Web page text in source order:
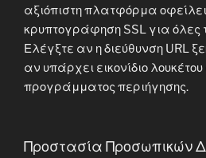
αξιόπιστη πλατφόρμα
κρυπτογράφηση SSL για όλες
Ελέγξτε αν η διεύθυνση URL
αν υπάρχει εικονίδιο
προγράμματος περιήγησης.
Προστασία Προσωπικών